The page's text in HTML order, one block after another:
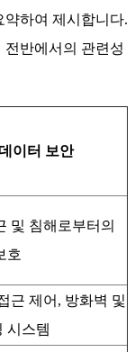
약하여 제시합니다.
전반에서의 관련성
이터 보안
및 침해로부터의
호
근 제어, 방화벽 및
시스템